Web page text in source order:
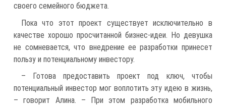
своего семейного бюджета.
Пока что этот проект существует исключительно в
качестве хорошо просчитанной бизнес-идеи. Но девушка
не сомневается, что внедрение ее разработки принесет
пользу и потенциальному инвестору.
– Готова предоставить проект под ключ, чтобы
потенциальный инвестор мог воплотить эту идею в жизнь,
– говорит Алина. – При этом разработка мобильного